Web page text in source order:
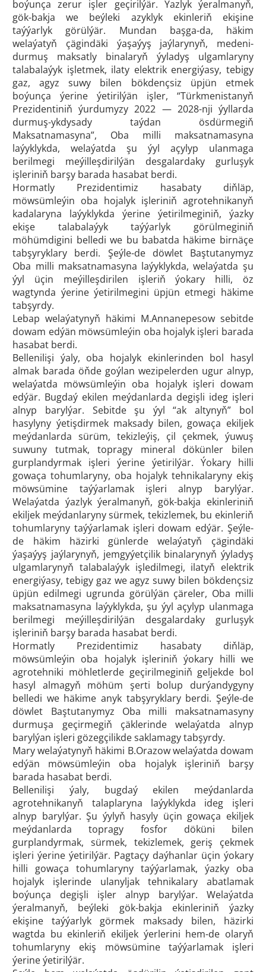
boýunça zerur işler geçirilýär. Ýazlyk ýeralmanyň,
gök-bakja we beýleki azyklyk ekinleriň ekişine
taýýarlyk görülýär. Mundan başga-da, häkim
welaýatyň çägindäki ýaşaýyş jaýlarynyň, medeni-
durmuş maksatly binalaryň ýyladyş ulgamlaryny
talabalaýyk işletmek, ilaty elektrik energiýasy, tebigy
gaz, agyz suwy bilen bökdençsiz üpjün etmek
boýunça ýerine ýetirilýän işler, “Türkmenistanyň
Prezidentiniň ýurdumyzy 2022 — 2028-nji ýyllarda
durmuş-ykdysady taýdan ösdürmegiň
Maksatnamasyna”, Oba milli maksatnamasyna
laýyklykda, welaýatda şu ýyl açylyp ulanmaga
berilmegi meýilleşdirilýän desgalardaky gurluşyk
işleriniň barşy barada hasabat berdi.
Hormatly Prezidentimiz hasabaty diňläp,
möwsümleýin oba hojalyk işleriniň agrotehnikanyň
kadalaryna laýyklykda ýerine ýetirilmeginiň, ýazky
ekişe talabalaýyk taýýarlyk görülmeginiň
möhümdigini belledi we bu babatda häkime birnäçe
tabşyryklary berdi. Şeýle-de döwlet Baştutanymyz
Oba milli maksatnamasyna laýyklykda, welaýatda şu
ýyl üçin meýilleşdirilen işleriň ýokary hilli, öz
wagtynda ýerine ýetirilmegini üpjün etmegi häkime
tabşyrdy.
Lebap welaýatynyň häkimi M.Annanepesow sebitde
dowam edýän möwsümleýin oba hojalyk işleri barada
hasabat berdi.
Bellenilişi ýaly, oba hojalyk ekinlerinden bol hasyl
almak barada öňde goýlan wezipelerden ugur alnyp,
welaýatda möwsümleýin oba hojalyk işleri dowam
edýär. Bugdaý ekilen meýdanlarda degişli ideg işleri
alnyp barylýar. Sebitde şu ýyl “ak altynyň” bol
hasylyny ýetişdirmek maksady bilen, gowaça ekiljek
meýdanlarda sürüm, tekizleýiş, çil çekmek, ýuwuş
suwuny tutmak, topragy mineral dökünler bilen
gurplandyrmak işleri ýerine ýetirilýär. Ýokary hilli
gowaça tohumlaryny, oba hojalyk tehnikalaryny ekiş
möwsümine taýýarlamak işleri alnyp barylýar.
Welaýatda ýazlyk ýeralmanyň, gök-bakja ekinleriniň
ekiljek meýdanlaryny sürmek, tekizlemek, bu ekinleriň
tohumlaryny taýýarlamak işleri dowam edýär. Şeýle-
de häkim häzirki günlerde welaýatyň çägindäki
ýaşaýyş jaýlarynyň, jemgyýetçilik binalarynyň ýyladyş
ulgamlarynyň talabalaýyk işledilmegi, ilatyň elektrik
energiýasy, tebigy gaz we agyz suwy bilen bökdençsiz
üpjün edilmegi ugrunda görülýän çäreler, Oba milli
maksatnamasyna laýyklykda, şu ýyl açylyp ulanmaga
berilmegi meýilleşdirilýän desgalardaky gurluşyk
işleriniň barşy barada hasabat berdi.
Hormatly Prezidentimiz hasabaty diňläp,
möwsümleýin oba hojalyk işleriniň ýokary hilli we
agrotehniki möhletlerde geçirilmeginiň geljekde bol
hasyl almagyň möhüm şerti bolup durýandygyny
belledi we häkime anyk tabşyryklary berdi. Şeýle-de
döwlet Baştutanymyz Oba milli maksatnamasyny
durmuşa geçirmegiň çäklerinde welaýatda alnyp
barylýan işleri gözegçilikde saklamagy tabşyrdy.
Mary welaýatynyň häkimi B.Orazow welaýatda dowam
edýän möwsümleýin oba hojalyk işleriniň barşy
barada hasabat berdi.
Bellenilişi ýaly, bugdaý ekilen meýdanlarda
agrotehnikanyň talaplaryna laýyklykda ideg işleri
alnyp barylýar. Şu ýylyň hasyly üçin gowaça ekiljek
meýdanlarda topragy fosfor döküni bilen
gurplandyrmak, sürmek, tekizlemek, geriş çekmek
işleri ýerine ýetirilýär. Pagtaçy daýhanlar üçin ýokary
hilli gowaça tohumlaryny taýýarlamak, ýazky oba
hojalyk işlerinde ulanyljak tehnikalary abatlamak
boýunça degişli işler alnyp barylýar. Welaýatda
ýeralmanyň, beýleki gök-bakja ekinleriniň ýazky
ekişine taýýarlyk görmek maksady bilen, häzirki
wagtda bu ekinleriň ekiljek ýerlerini hem-de olaryň
tohumlaryny ekiş möwsümine taýýarlamak işleri
ýerine ýetirilýär.